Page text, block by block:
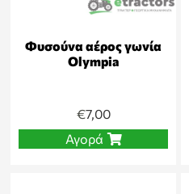
Φυσούνα αέρος γωνία
Olympia
€7,00
Αγορά